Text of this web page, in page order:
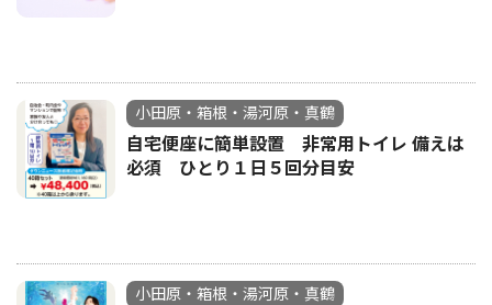
小田原・箱根・湯河原・真鶴
自宅便座に簡単設置 非常用トイレ 備えは
必須 ひとり１日５回分目安
小田原・箱根・湯河原・真鶴